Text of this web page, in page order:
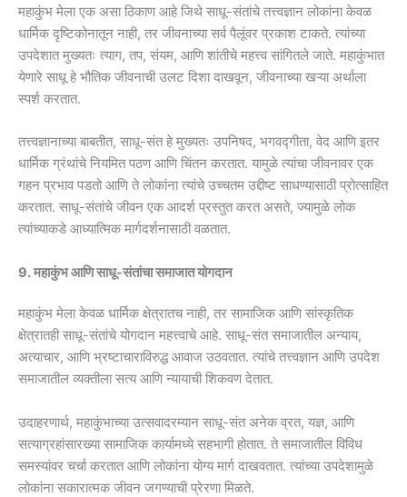
महाकुंभ मेला एक असा ठिकाण आहे जिथे साधू-संतांचे तत्त्वज्ञान लोकांना केवळ
धार्मिक दृष्टिकोनातून नाही, तर जीवनाच्या सर्व पैलूंवर प्रकाश टाकते. त्यांच्या
उपदेशात मुख्यतः त्याग, तप, संयम, आणि शांतीचे महत्त्व सांगितले जाते. महाकुंभात
येणारे साधू हे भौतिक जीवनाची उलट दिशा दाखवून, जीवनाच्या खऱ्या अर्थाला
स्पर्श करतात.
तत्त्वज्ञानाच्या बाबतीत, साधू-संत हे मुख्यतः उपनिषद, भगवद्गीता, वेद आणि इतर
धार्मिक ग्रंथांचे नियमित पठण आणि चिंतन करतात. यामुळे त्यांचा जीवनावर एक
गहन प्रभाव पडतो आणि ते लोकांना त्यांचे उच्चतम उद्दीष्ट साधण्यासाठी प्रोत्साहित
करतात. साधू-संतांचे जीवन एक आदर्श प्रस्तुत करत असते, ज्यामुळे लोक
त्यांच्याकडे आध्यात्मिक मार्गदर्शनासाठी वळतात.
9. महाकुंभ आणि साधू-संतांचा समाजात योगदान
महाकुंभ मेला केवळ धार्मिक क्षेत्रातच नाही, तर सामाजिक आणि सांस्कृतिक
क्षेत्रातही साधू-संतांचे योगदान महत्त्वाचे आहे. साधू-संत समाजातील अन्याय,
अत्याचार, आणि भ्रष्टाचाराविरुद्ध आवाज उठवतात. त्यांचे तत्त्वज्ञान आणि उपदेश
समाजातील व्यक्तीला सत्य आणि न्यायाची शिकवण देतात.
उदाहरणार्थ, महाकुंभाच्या उत्सवादरम्यान साधू-संत अनेक व्रत, यज्ञ, आणि
सत्याग्रहांसारख्या सामाजिक कार्यामध्ये सहभागी होतात. ते समाजातील विविध
समस्यांवर चर्चा करतात आणि लोकांना योग्य मार्ग दाखवतात. त्यांच्या उपदेशामुळे
लोकांना सकारात्मक जीवन जगण्याची प्रेरणा मिळते.